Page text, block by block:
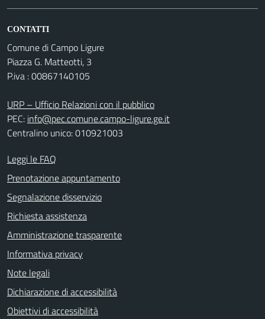
CONTATTI
Comune di Campo Ligure
Piazza G. Matteotti, 3
P.iva : 00867140105
URP – Ufficio Relazioni con il pubblico
PEC: info@pec.comune.campo-ligure.ge.it
Centralino unico: 010921003
Leggi le FAQ
Prenotazione appuntamento
Segnalazione disservizio
Richiesta assistenza
Amministrazione trasparente
Informativa privacy
Note legali
Dichiarazione di accessibilità
Obiettivi di accessibilità